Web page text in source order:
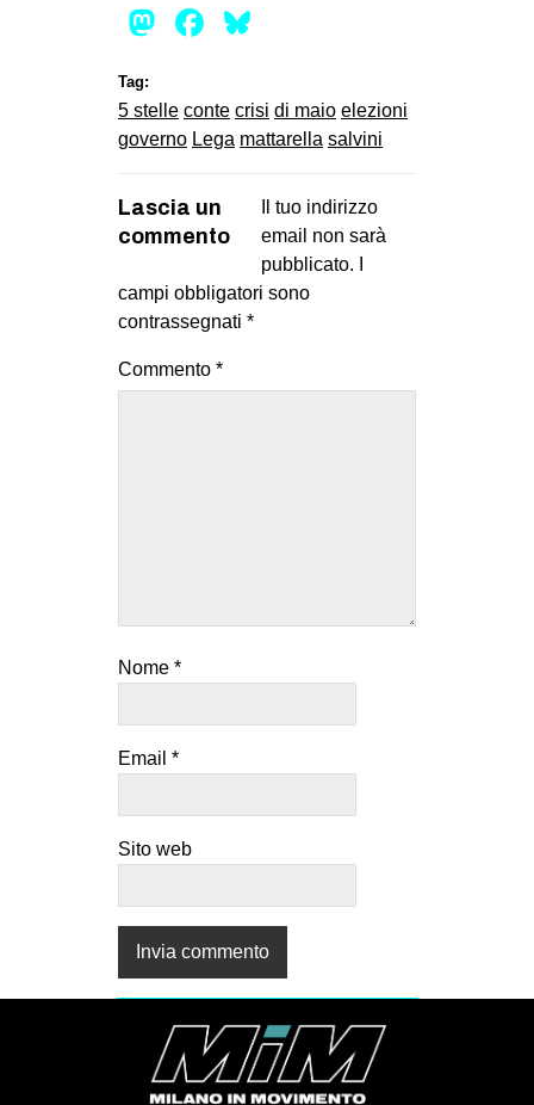
Mastodon
Facebook
Tag:
5 stelle conte crisi di maio elezioni
governo Lega mattarella salvini
Lascia un
commento
Il tuo indirizzo
email non sarà
pubblicato.
campi obbligatori sono
contrassegnati *
Commento *
Nome *
Email *
Sito web